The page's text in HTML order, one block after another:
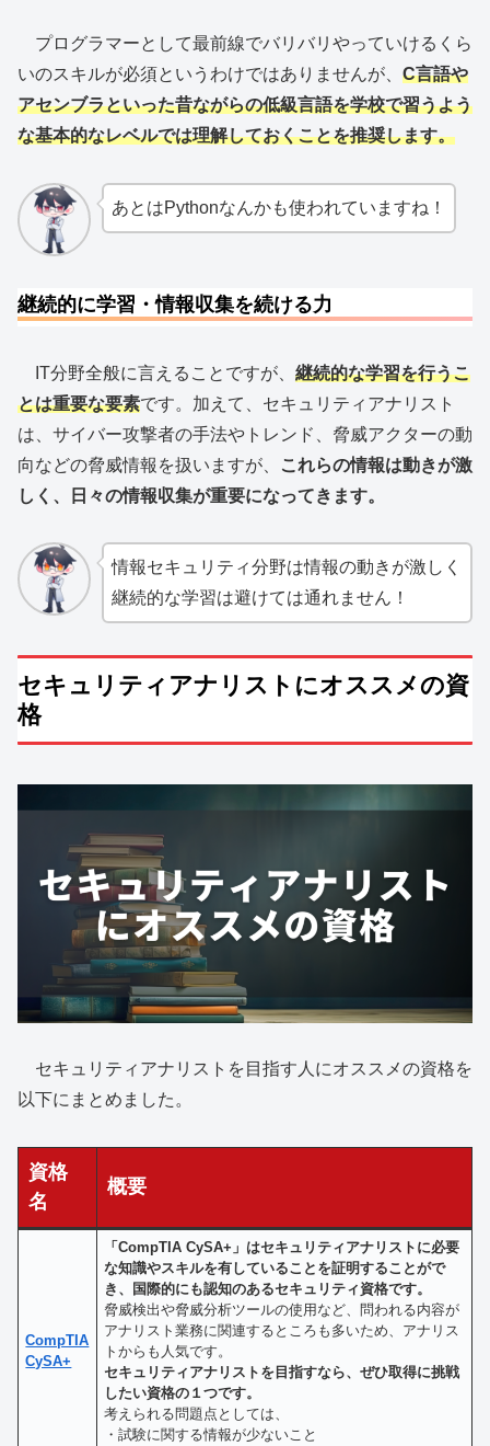
プログラマーとして最前線でバリバリやっていけるくら
いのスキルが必須というわけではありませんが、 C言語や
アセンブラといった昔ながらの低級言語を学校で習うよう
な基本的なレベルでは理解しておくことを推奨します。
あとはPythonなんかも使われていますね！
継続的に学習・情報収集を続ける力
IT分野全般に言えることですが、 継続的な学習を行うこ
とは重要な要素です。加えて、セキュリティアナリスト
は、サイバー攻撃者の手法やトレンド、脅威アクターの動
向などの脅威情報を扱いますが、
これらの情報は動きが激
しく、日々の情報収集が重要になってきます。
情報セキュリティ分野は情報の動きが激しく
継続的な学習は避けては通れません！
セキュリティアナリストにオススメの資
格
セキュリティアナリストを目指す人にオススメの資格を
以下にまとめました。
資格
名
概要
CompTIA
CySA+
「CompTIA CySA+」はセキュリティアナリストに必要
な知識やスキルを有していることを証明することがで
き、国際的にも認知のあるセキュリティ資格です。
脅威検出や脅威分析ツールの使用など、問われる内容が
アナリスト業務に関連するところも多いため、アナリス
トからも人気です。
セキュリティアナリストを目指すなら、ぜひ取得に挑戦
したい資格の１つです。
考えられる問題点としては、
・試験に関する情報が少ないこと